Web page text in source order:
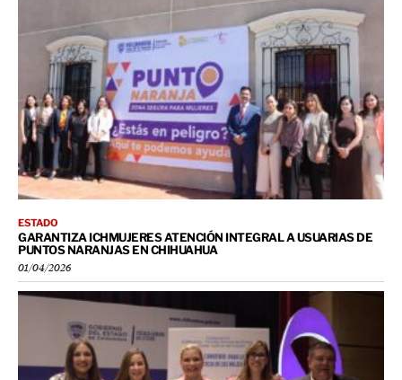
ESTADO
GARANTIZA ICHMUJERES ATENCIÓN INTEGRAL A USUARIAS DE
PUNTOS NARANJAS EN CHIHUAHUA
01/04/2026